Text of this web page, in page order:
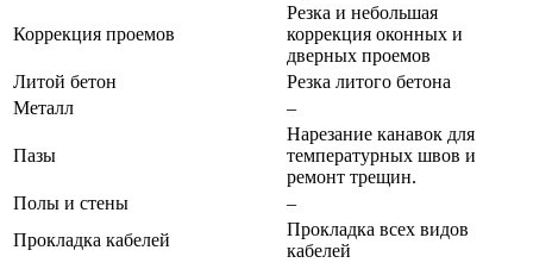
Коррекция проемов
Резка и небольшая
коррекция оконных и
дверных проемов
Литой бетон
Резка литого бетона
Металл
–
Пазы
Нарезание канавок для
температурных швов и
ремонт трещин.
Полы и стены
–
Прокладка кабелей
Прокладка всех видов
кабелей